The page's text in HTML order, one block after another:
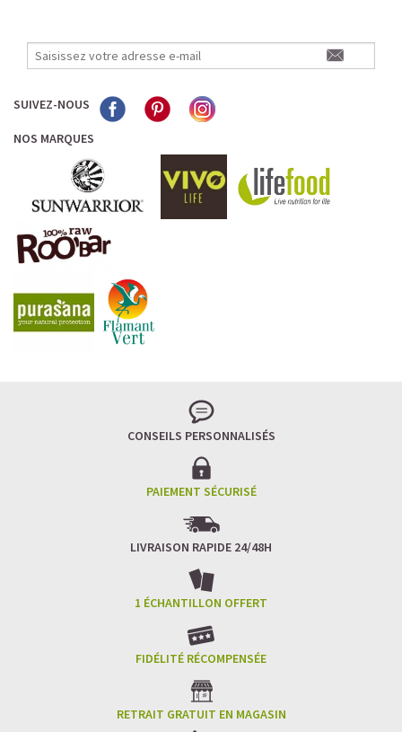
SUIVEZ-NOUS
NOS MARQUES
CONSEILS PERSONNALISÉS
PAIEMENT SÉCURISÉ
LIVRAISON RAPIDE 24/48H
1 ÉCHANTILLON OFFERT
FIDÉLITÉ RÉCOMPENSÉE
RETRAIT GRATUIT EN MAGASIN